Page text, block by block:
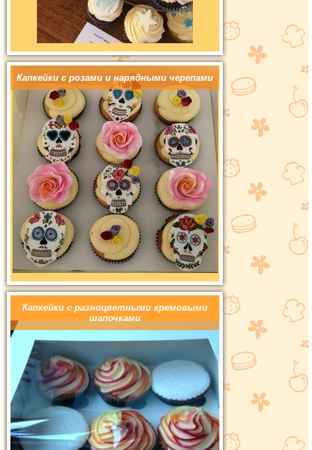
Капкейки с розами и нарядными черепами
Капкейки с разноцветными кремовыми
шапочками